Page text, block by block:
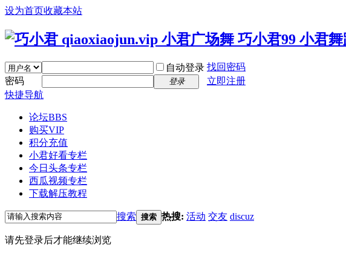
设为首页收藏本站
自动登录 找回密码
密码
登录
立即注册
快捷导航
论坛BBS
购买VIP
积分充值
小君好看专栏
今日头条专栏
西瓜视频专栏
下载解压教程
搜索 搜索 热搜: 活动 交友 discuz
请先登录后才能继续浏览